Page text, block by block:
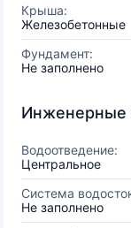
Крыша:
Железобетонные
Фундамент:
Не заполнено
Инженерные
Водоотведение:
Центральное
Система
Не заполнено